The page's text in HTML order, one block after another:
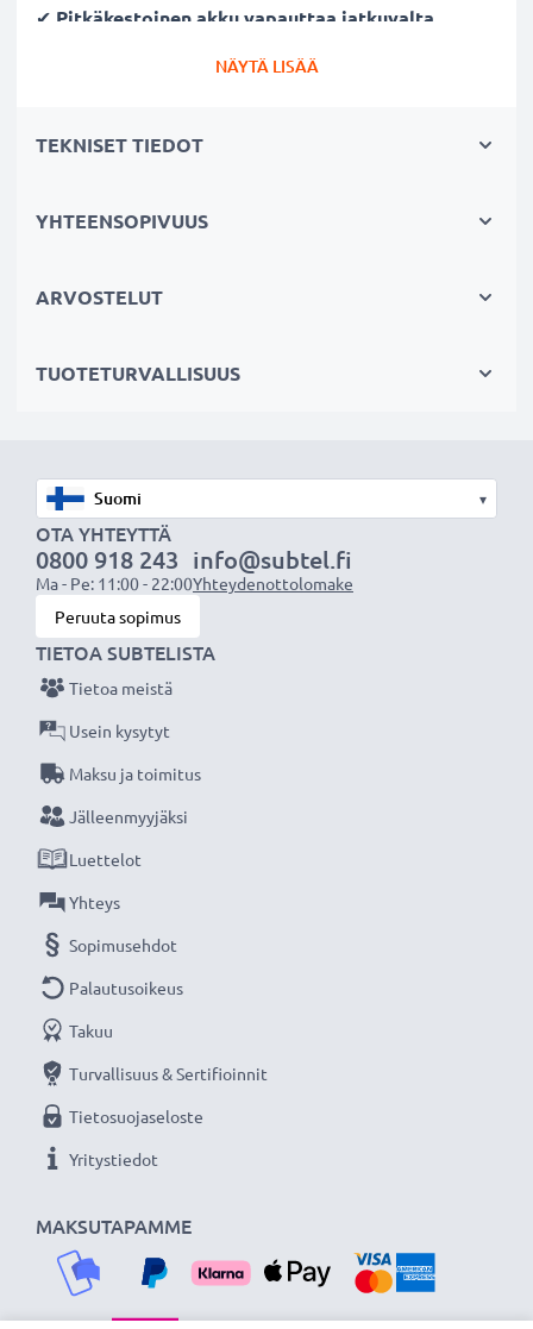
✔ Pitkäkestoinen akku vapauttaa jatkuvalta
ylikuumenemiselta ja ylijännitteeltä
testataan erikseen
alkuperäisen akun Nintendo SPR-001, SPR-003, SPR-
käsikonsoliin/pelikonsolin ohjaimeen
Teknologia:Litiumionit
Kapasiteetti:1800mAh
Jännite:3.7V
Mitat:68.40 x 38.25 x 6.65mm
Väri:Musta
CELLONIC vaihtoakku - korkeaa laatua edulliseen
hintaan.
★3 vuoden takuu
Olemme vuonna 2004 perustettu kansainvälinen
verkkokauppa, joka tarjoaa laadukkaita tuotteita, ja
siksi tarjoamme 36 kuukauden takuun!
NÄYTÄ LISÄÄ
TEKNISET TIEDOT
YHTEENSOPIVUUS
ARVOSTELUT
TUOTETURVALLISUUS
▾
OTA YHTEYTTÄ
0800 918 243
Ma - Pe: 11:00 - 22:00
info@subtel.fi
Yhteydenottolomake
Peruuta sopimus
MAKSUTAPAMME
TIETOA SUBTELISTA
Tietoa meistä
Usein kysytyt
Maksu ja toimitus
Jälleenmyyjäksi
Luettelot
Yhteys
Sopimusehdot
Palautusoikeus
Takuu
Turvallisuus & Sertifioinnit
Tietosuojaseloste
Yritystiedot